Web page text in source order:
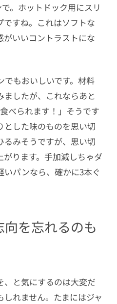
。ホットドック用にスリ
ですね。これはソフトな
いいコントラストにな
でもおいしいです。材料
したが、これならあと
べられます！」そうです
とした味のものを思い切
るみそうですが、思い切
がります。手加減しちゃダ
いパンなら、確かに3本ぐ
を忘れるのも
、と気にするのは大変だ
しれません。たまにはジャ